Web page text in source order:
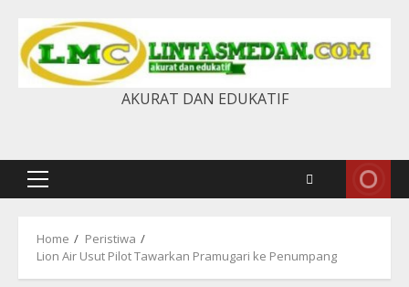
content
AKURAT DAN EDUKATIF
Primary
Home
Peristiwa
Lion Air Usut Pilot Tawarkan Pramugari ke Penumpang